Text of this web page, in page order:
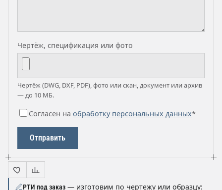
Чертёж, спецификация или фото
Чертёж (DWG, DXF, PDF), фото или скан, документ или архив
— до 10 МБ.
Согласен на обработку персональных данных*
Отправить
РТИ под заказ — изготовим по чертежу или образцу: